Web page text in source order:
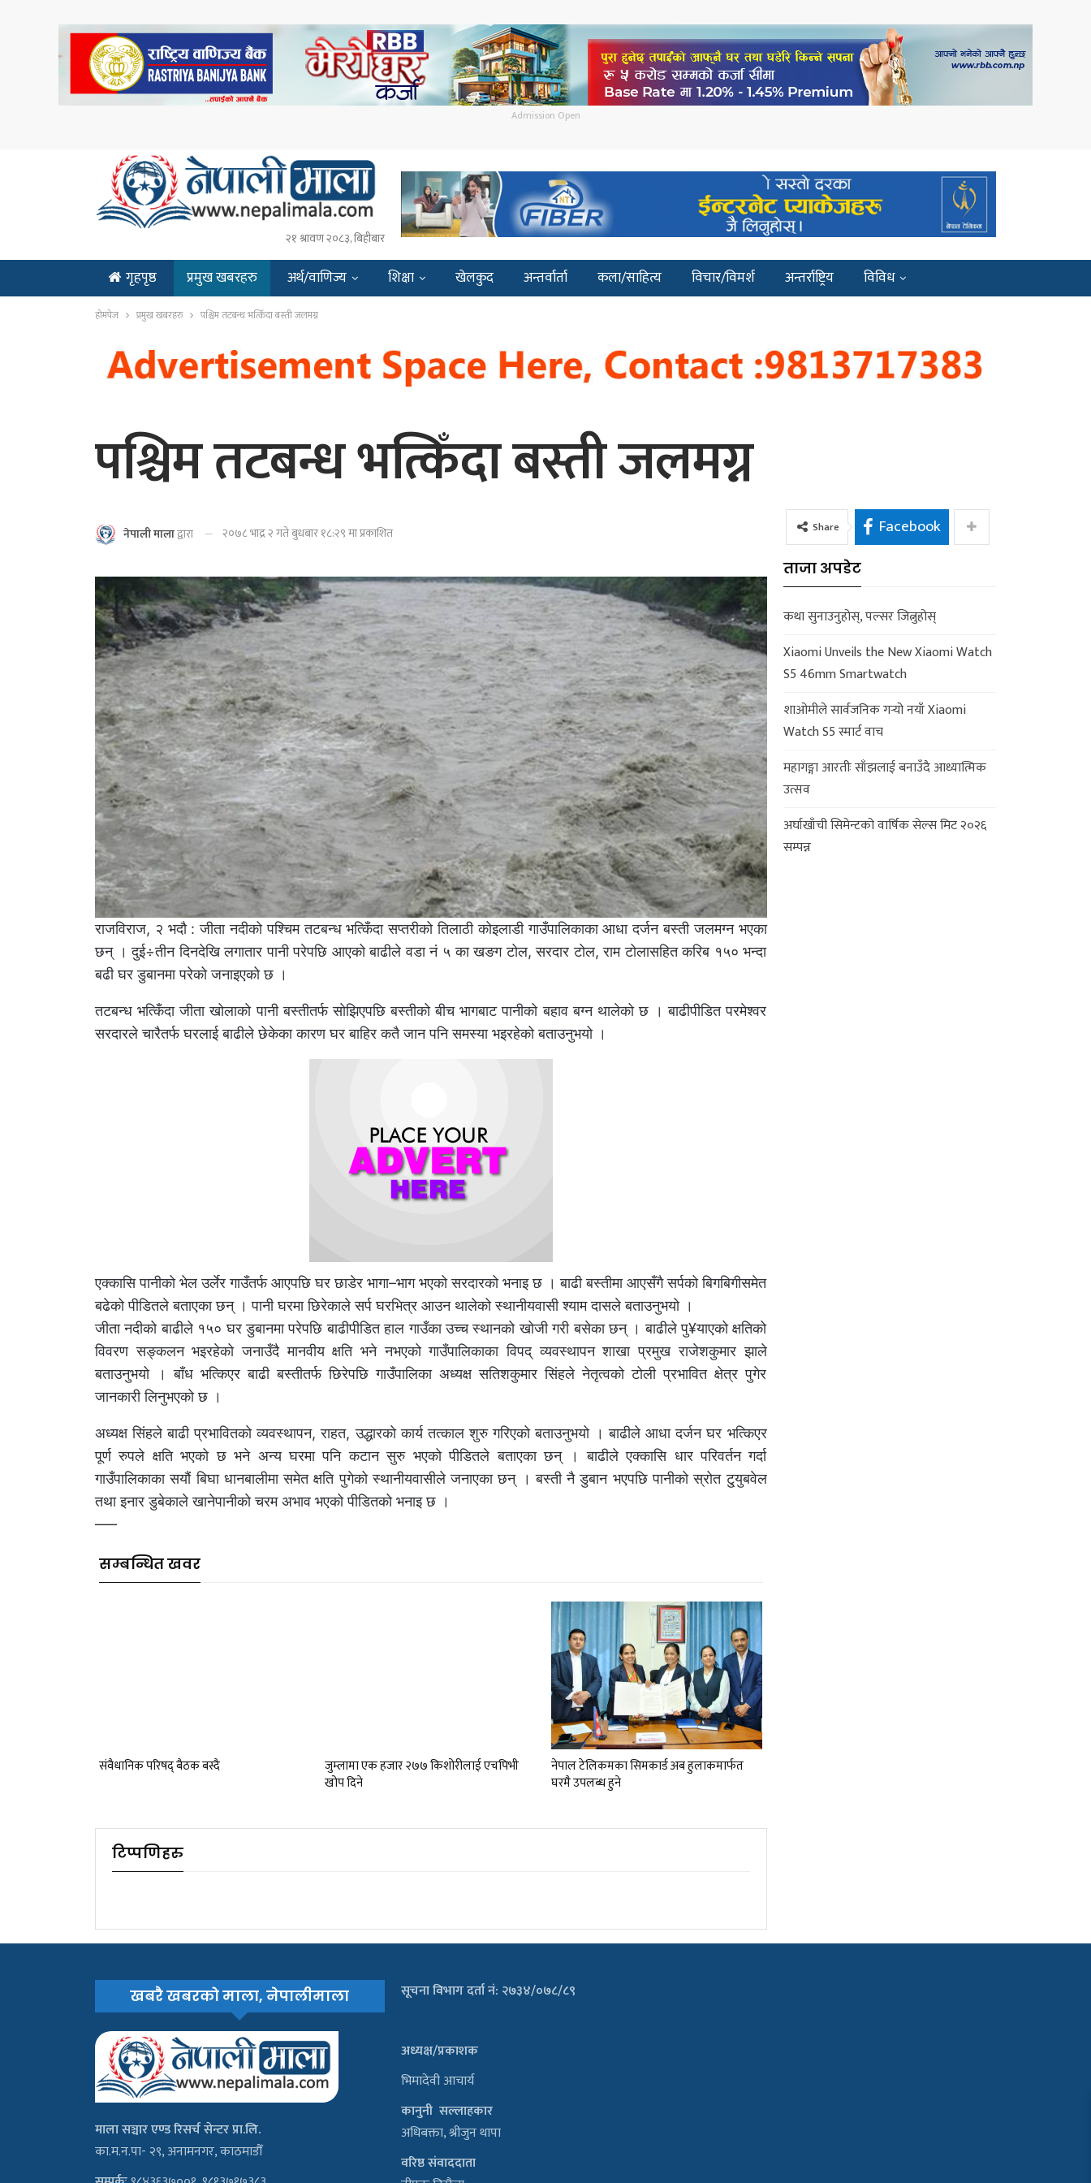
Admission Open
२१ श्रावण २०८३, बिहीबार
गृहपृष्ठ प्रमुख खबरहरु अर्थ/वाणिज्य शिक्षा खेलकुद अन्तर्वार्ता कला/साहित्य विचार/विमर्श अन्तर्राष्ट्रिय
विविध
ENGLISH
होमपेज प्रमुख खबरहरु पश्चिम तटबन्ध भत्किँदा बस्ती जलमग्न
पश्चिम तटबन्ध भत्किँदा बस्ती जलमग्न
नेपाली मालाद्वारा २०७८ भाद्र २ गते बुधबार १८:२९ मा प्रकाशित Share Facebook
राजविराज, २ भदौ : जीता नदीको पश्चिम तटबन्ध भत्किँदा सप्तरीको तिलाठी कोइलाडी गाउँपालिकाका आधा दर्जन बस्ती जलमग्न भएका
छन् । दुई÷तीन दिनदेखि लगातार पानी परेपछि आएको बाढीले वडा नं ५ का खङग टोल, सरदार टोल, राम टोलासहित करिब १५० भन्दा
बढी घर डुबानमा परेको जनाइएको छ ।
तटबन्ध भत्किँदा जीता खोलाको पानी बस्तीतर्फ सोझिएपछि बस्तीको बीच भागबाट पानीको बहाव बग्न थालेको छ । बाढीपीडित परमेश्वर
सरदारले चारैतर्फ घरलाई बाढीले छेकेका कारण घर बाहिर कतै जान पनि समस्या भइरहेको बताउनुभयो ।
एक्कासि पानीको भेल उर्लेर गाउँतर्फ आएपछि घर छाडेर भागा–भाग भएको सरदारको भनाइ छ । बाढी बस्तीमा आएसँगै सर्पको बिगबिगीसमेत
बढेको पीडितले बताएका छन् । पानी घरमा छिरेकाले सर्प घरभित्र आउन थालेको स्थानीयवासी श्याम दासले बताउनुभयो ।
जीता नदीको बाढीले १५० घर डुबानमा परेपछि बाढीपीडित हाल गाउँका उच्च स्थानको खोजी गरी बसेका छन् । बाढीले पु¥याएको क्षतिको
विवरण सङ्कलन भइरहेको जनाउँदै मानवीय क्षति भने नभएको गाउँपालिकाका विपद् व्यवस्थापन शाखा प्रमुख राजेशकुमार झाले
बताउनुभयो । बाँध भत्किएर बाढी बस्तीतर्फ छिरेपछि गाउँपालिका अध्यक्ष सतिशकुमार सिंहले नेतृत्वको टोली प्रभावित क्षेत्र पुगेर
जानकारी लिनुभएको छ ।
अध्यक्ष सिंहले बाढी प्रभावितको व्यवस्थापन, राहत, उद्धारको कार्य तत्काल शुरु गरिएको बताउनुभयो । बाढीले आधा दर्जन घर भत्किएर
पूर्ण रुपले क्षति भएको छ भने अन्य घरमा पनि कटान सुरु भएको पीडितले बताएका छन् । बाढीले एक्कासि धार परिवर्तन गर्दा
गाउँपालिकाका सयौं बिघा धानबालीमा समेत क्षति पुगेको स्थानीयवासीले जनाएका छन् । बस्ती नै डुबान भएपछि पानीको स्रोत टु्युबवेल
तथा इनार डुबेकाले खानेपानीको चरम अभाव भएको पीडितको भनाइ छ ।
–––
सम्बन्धित खवर
संवैधानिक परिषद् बैठक बस्दै
जुम्लामा एक हजार २७७ किशोरीलाई एचपिभी
खोप दिने
नेपाल टेलिकमका सिमकार्ड अब हुलाकमार्फत
घरमै उपलब्ध हुने
टिप्पणिहरु
ताजा अपडेट
कथा सुनाउनुहोस्, पल्सर जित्नुहोस्
Xiaomi Unveils the New Xiaomi Watch
S5 46mm Smartwatch
शाओमीले सार्वजनिक गर्‍यो नयाँ Xiaomi
Watch S5 स्मार्ट वाच
महागङ्गा आरतीः साँझलाई बनाउँदै आध्यात्मिक
उत्सव
अर्घाखाँची सिमेन्टको वार्षिक सेल्स मिट २०२६
सम्पन्न
खबरै खबरको माला, नेपालीमाला
माला सञ्चार एण्ड रिसर्च सेन्टर प्रा.लि.
का.म.न.पा- २९, अनामनगर, काठमाडौँ
सूचना विभाग दर्ता नं: २७३४/०७८/८९
अध्यक्ष/प्रकाशक
भिमादेवी आचार्य
कानुनी सल्लाहकार
अधिबक्ता, श्रीजुन थापा
वरिष्ठ संवाददाता